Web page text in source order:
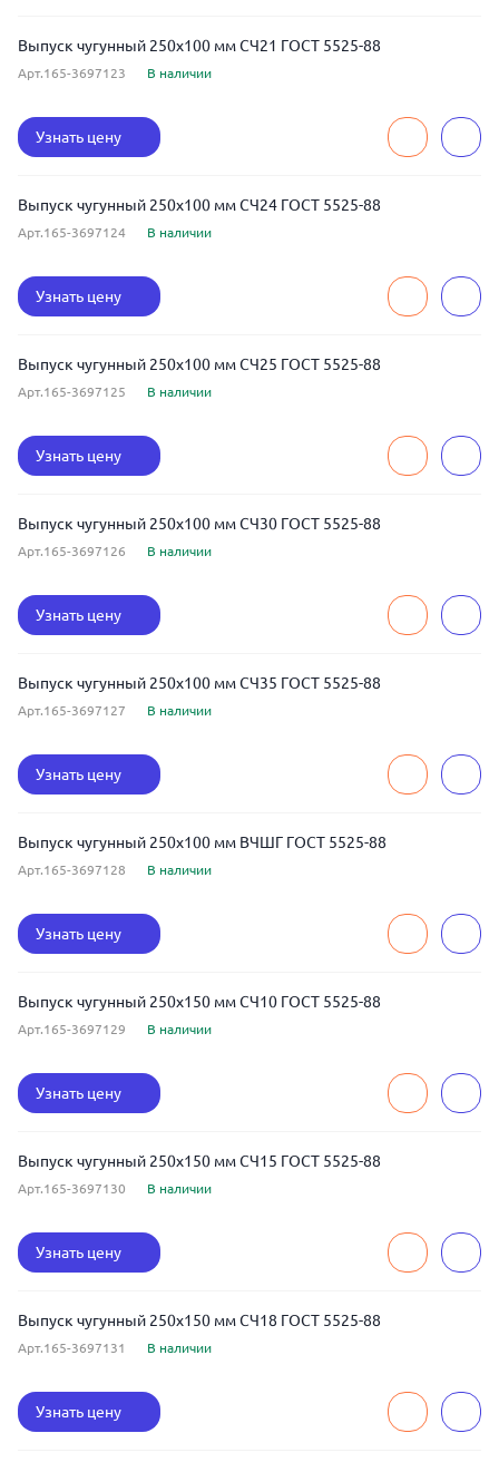
Выпуск чугунный 250x100 мм СЧ21 ГОСТ 5525-88
Арт.165-3697123 В наличии
Узнать цену
Выпуск чугунный 250x100 мм СЧ24 ГОСТ 5525-88
Арт.165-3697124 В наличии
Узнать цену
Выпуск чугунный 250x100 мм СЧ25 ГОСТ 5525-88
Арт.165-3697125 В наличии
Узнать цену
Выпуск чугунный 250x100 мм СЧ30 ГОСТ 5525-88
Арт.165-3697126 В наличии
Узнать цену
Выпуск чугунный 250x100 мм СЧ35 ГОСТ 5525-88
Арт.165-3697127 В наличии
Узнать цену
Выпуск чугунный 250x100 мм ВЧШГ ГОСТ 5525-88
Арт.165-3697128 В наличии
Узнать цену
Выпуск чугунный 250x150 мм СЧ10 ГОСТ 5525-88
Арт.165-3697129 В наличии
Узнать цену
Выпуск чугунный 250x150 мм СЧ15 ГОСТ 5525-88
Арт.165-3697130 В наличии
Узнать цену
Выпуск чугунный 250x150 мм СЧ18 ГОСТ 5525-88
Арт.165-3697131 В наличии
Узнать цену